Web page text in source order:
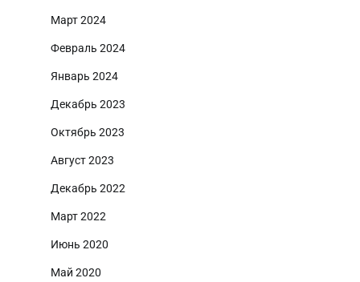
Март 2024
Февраль 2024
Январь 2024
Декабрь 2023
Октябрь 2023
Август 2023
Декабрь 2022
Март 2022
Июнь 2020
Май 2020